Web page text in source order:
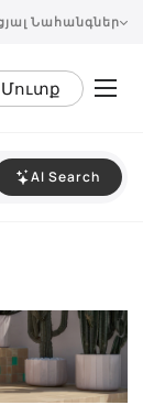
Նահանգներ
Մուտք
AI Search